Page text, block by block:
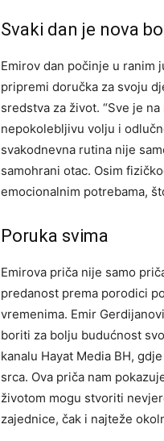
Svaki dan je nova
Emirov dan počinje u ranim
pripremi doručka za svoju
sredstva za život. “Sve je
nepokolebljivu volju i
svakodnevna rutina nije
samohrani otac. Osim
emocionalnim potrebama,
Poruka svima
Emirova priča nije samo
predanost prema porodici
vremenima. Emir
boriti za bolju budućnost
kanalu Hayat Media BH,
srca. Ova priča nam
životom mogu stvoriti
zajednice, čak i najteže